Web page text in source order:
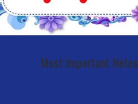
Most Important Notes